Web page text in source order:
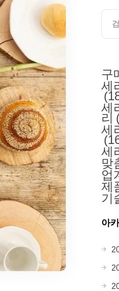
구
세
세
리
세
세
맞
업
제
기
아